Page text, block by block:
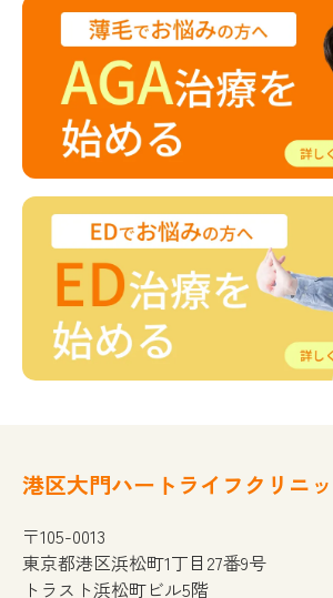
港区大門ハートライフクリニ
〒105-0013
東京都港区浜松町1丁目27番9号
トラスト浜松町ビル5階